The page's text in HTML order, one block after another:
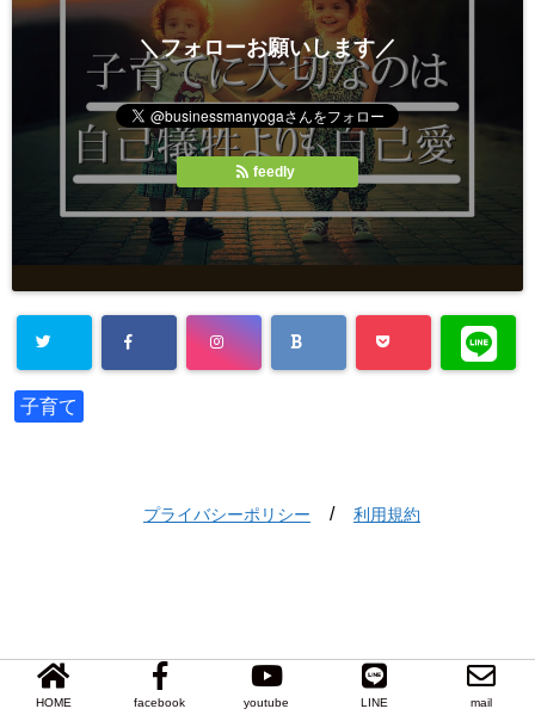
＼フォローお願いします／
feedly
子育て
プライバシーポリシー / 利用規約
HOME facebook youtube LINE mail